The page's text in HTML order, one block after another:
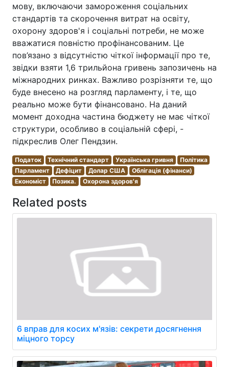
мову, включаючи замороження соціальних
стандартів та скорочення витрат на освіту,
охорону здоров'я і соціальні потреби, не може
вважатися повністю профінансованим. Це
пов’язано з відсутністю чіткої інформації про те,
звідки взяти 1,6 трильйона гривень запозичень на
міжнародних ринках. Важливо розрізняти те, що
буде внесено на розгляд парламенту, і те, що
реально може бути фінансовано. На даний
момент доходна частина бюджету не має чіткої
структури, особливо в соціальній сфері, -
підкреслив Олег Пендзин.
Податок Технічний стандарт Українська гривня
Політика
Парламент
Дефіцит Долар США
Облігація (фінанси)
Економіст
Позика. Охорона здоров'я
Related posts
6 вправ для косих м'язів: секрети досягнення
міцного торсу